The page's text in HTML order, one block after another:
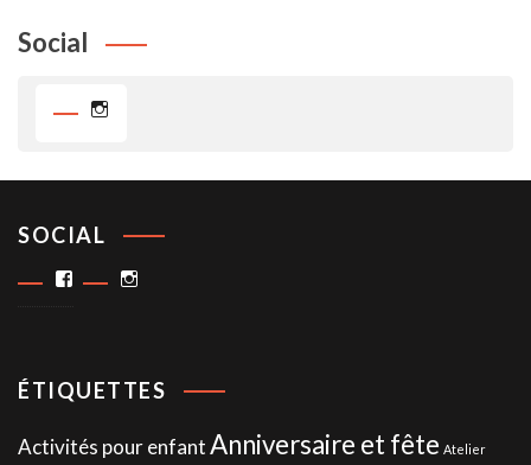
Social
SOCIAL
Facebook
ÉTIQUETTES
Activités pour enfantAnniversaire et fête Atelier